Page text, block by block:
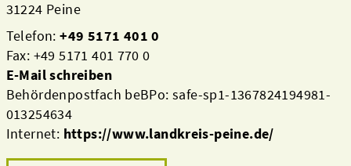
31224 Peine
Telefon:+49 5171 401 0
Fax: +49 5171 401 770 0
E-Mail schreiben
Behördenpostfach beBPo: safe-sp1-1367824194981-
013254634
Internet: https://www.landkreis-peine.de/